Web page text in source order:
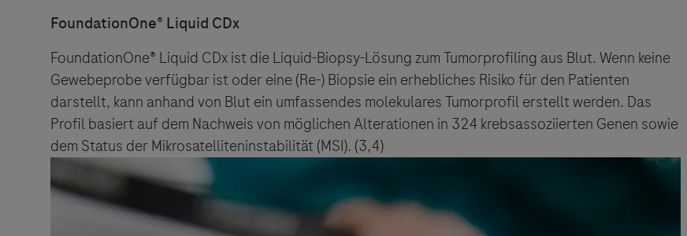
FoundationOne® Liquid CDx
FoundationOne® Liquid CDx ist die Liquid-Biopsy-Lösung zum Tumorprofiling aus Blut. Wenn keine
Gewebeprobe verfügbar ist oder eine (Re-) Biopsie ein erhebliches Risiko für den Patienten
darstellt, kann anhand von Blut ein umfassendes molekulares Tumorprofil erstellt werden. Das
Profil basiert auf dem Nachweis von möglichen Alterationen in 324 krebsassoziierten Genen sowie
dem Status der Mikrosatelliteninstabilität (MSI). (3,4)